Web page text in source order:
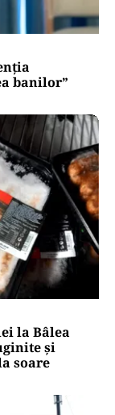
banilor”
la Bâlea
și
soare